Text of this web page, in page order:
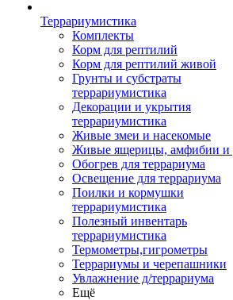
Террариумистика
Комплекты
Корм для рептилий
Корм для рептилий живой
Грунты и субстраты
террариумистика
Декорации и укрытия
террариумистика
Живые змеи и насекомые
Живые ящерицы, амфибии и
Обогрев для террариума
Освещение для террариума
Поилки и кормушки
террариумистика
Полезный инвентарь
террариумистика
Термометры,гигрометры
Террариумы и черепашники
Увлажнение д/террариума
Ещё